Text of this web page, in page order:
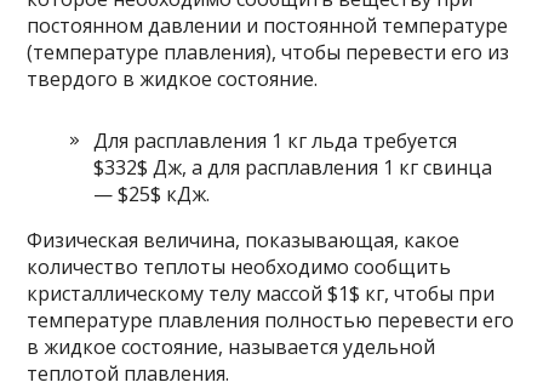
постоянном давлении и постоянной температуре
(температуре плавления), чтобы перевести его из
твердого в жидкое состояние.
Для расплавления 1 кг льда требуется
$332$ Дж, а для расплавления 1 кг свинца
— $25$ кДж.
Физическая величина, показывающая, какое
количество теплоты необходимо сообщить
кристаллическому телу массой $1$ кг, чтобы при
температуре плавления полностью перевести его
в жидкое состояние, называется удельной
теплотой плавления.